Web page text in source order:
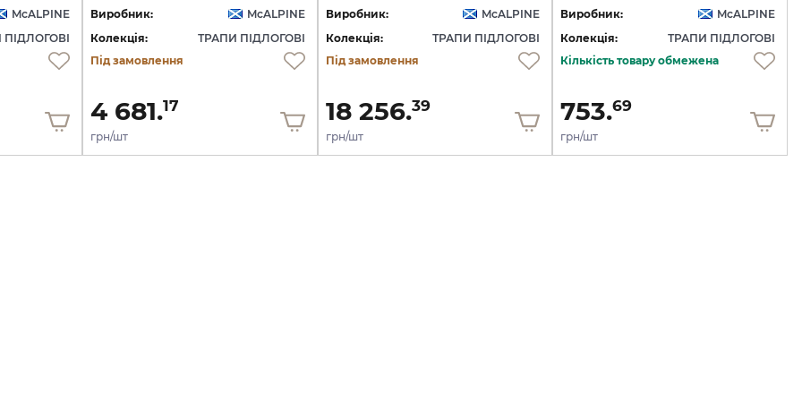
McALPINE
ПІДЛОГОВІ
Виробник:
McALPINE
Колекція:
ТРАПИ ПІДЛОГОВІ
Під замовлення
4 681.17
грн/шт
Виробник:
McALPINE
Колекція:
ТРАПИ ПІДЛОГОВІ
Під замовлення
18 256.39
грн/шт
Виробник:
McALPINE
Колекція:
ТРАПИ ПІДЛОГОВІ
Кількість товару обмежена
753.69
грн/шт